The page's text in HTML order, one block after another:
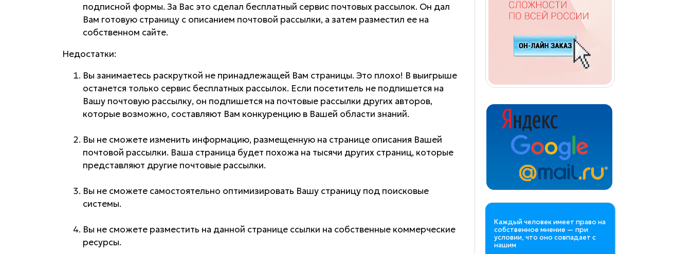
подписной формы. За Вас это сделал бесплатный сервис почтовых рассылок. Он дал
Вам готовую страницу с описанием почтовой рассылки, а затем разместил ее на
собственном сайте.
Недостатки:
Вы занимаетесь раскруткой не принадлежащей Вам страницы. Это плохо! В выигрыше
останется только сервис бесплатных рассылок. Если посетитель не подпишется на
Вашу почтовую рассылку, он подпишется на почтовые рассылки других авторов,
которые возможно, составляют Вам конкуренцию в Вашей области знаний.
Вы не сможете изменить информацию, размещенную на странице описания Вашей
почтовой рассылки. Ваша страница будет похожа на тысячи других страниц, которые
представляют другие почтовые рассылки.
Вы не сможете самостоятельно оптимизировать Вашу страницу под поисковые
системы.
Вы не сможете разместить на данной странице ссылки на собственные коммерческие
ресурсы.
Каждый человек имеет право на
собственное мнение — при
условии, что оно совпадает с
нашим